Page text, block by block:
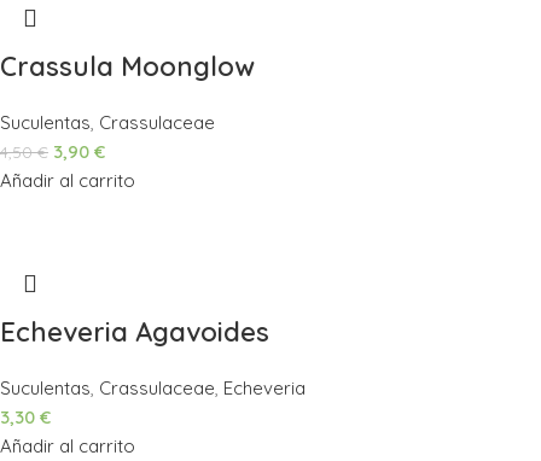
Crassula Moonglow
Suculentas, Crassulaceae
4,50€ 3,90 €
Añadir al carrito
Echeveria Agavoides
Suculentas, Crassulaceae, Echeveria
3,30 €
Añadir al carrito